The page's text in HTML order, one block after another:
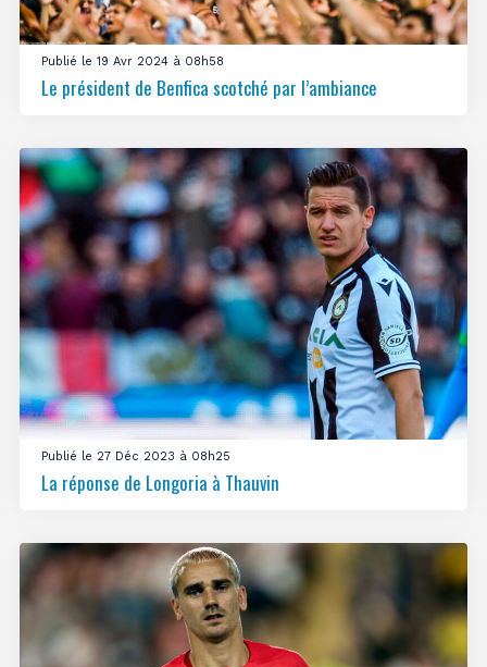
Publié le 19 Avr 2024 à 08h58
Le président de Benfica scotché par l’ambiance
Publié le 27 Déc 2023 à 08h25
La réponse de Longoria à Thauvin